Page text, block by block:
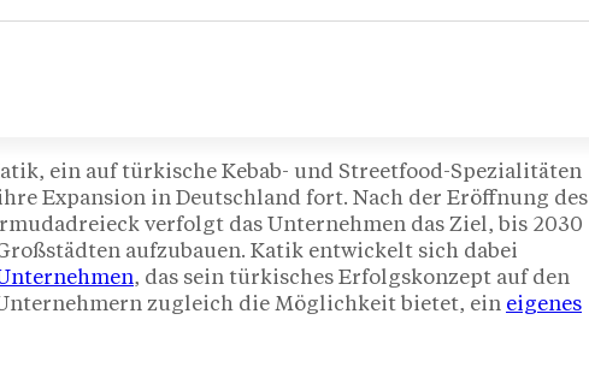
Ben Amara
ein auf türkische Kebab- und Streetfood-Spezialitäten
Expansion in Deutschland fort. Nach der Eröffnung des
verfolgt das Unternehmen das Ziel, bis 2030
aufzubauen. Katik entwickelt sich dabei
, das sein türkisches Erfolgskonzept auf den
zugleich die Möglichkeit bietet, ein eigenes